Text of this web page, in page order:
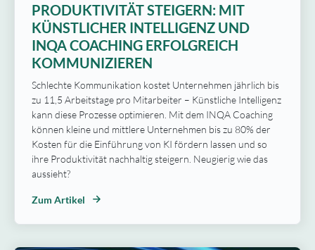
PRODUKTIVITÄT STEIGERN: MIT
KÜNSTLICHER INTELLIGENZ UND
INQA COACHING ERFOLGREICH
KOMMUNIZIEREN
Schlechte Kommunikation kostet Unternehmen jährlich bis
zu 11,5 Arbeitstage pro Mitarbeiter – Künstliche Intelligenz
kann diese Prozesse optimieren. Mit dem INQA Coaching
können kleine und mittlere Unternehmen bis zu 80% der
Kosten für die Einführung von KI fördern lassen und so
ihre Produktivität nachhaltig steigern. Neugierig wie das
aussieht?
Zum Artikel